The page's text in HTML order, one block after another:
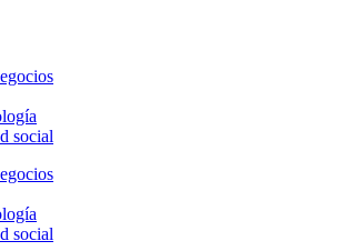
social
social